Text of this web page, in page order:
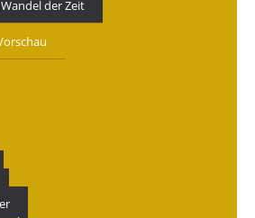
der Zeit